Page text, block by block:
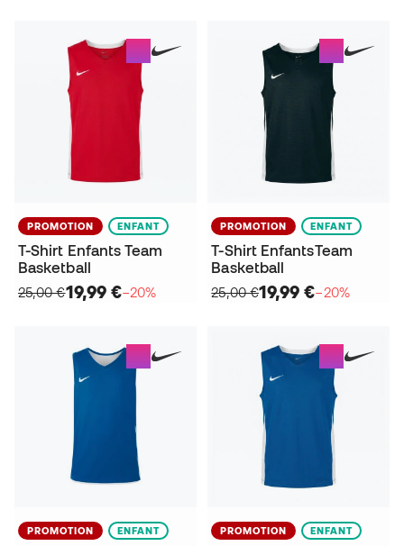
PROMOTION ENFANT
T-Shirt Enfants Team
Basketball
25,00 €19,99 €−20%
PROMOTION ENFANT
T-Shirt EnfantsTeam
Basketball
25,00 €19,99 €−20%
PROMOTION ENFANT PROMOTION ENFANT